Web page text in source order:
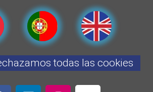
todas las cookies